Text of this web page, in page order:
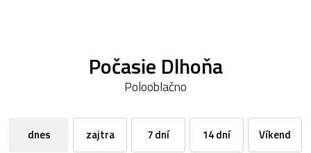
Počasie Dlhoňa
Polooblačno
dnes zajtra 7 dní 14 dní Víkend